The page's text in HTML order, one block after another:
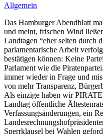
Allgemein
Das Hamburger Abendblatt
und meint, frischen Wind
Landtagen “eher selten durch
parlamentarische Arbeit
bestätigen können: Keine
Parlament wie die
immer wieder in Frage und
von mehr Transparenz,
Als einzige haben wir
Landtag öffentliche
Verfassungsänderungen, ein
Sperrklausel bei Wahlen